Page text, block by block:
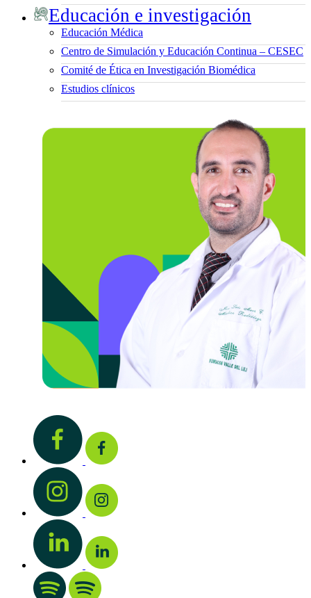
Educación e investigación
Educación Médica
Centro de Simulación y Educación Continua – CESEC
Comité de Ética en Investigación Biomédica
Estudios clínicos